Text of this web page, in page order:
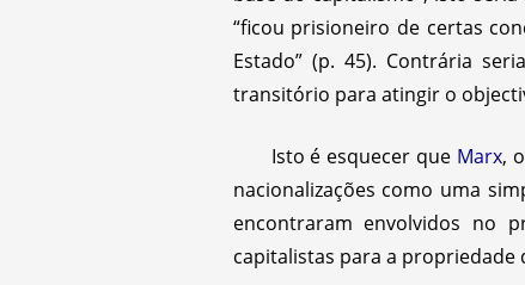
“ficou prisioneiro de certas
Estado” (p. 45). Contrária
transitório para atingir o
Isto é esquecer que Marx,
nacionalizações como uma
encontraram envolvidos no
capitalistas para a propriedade